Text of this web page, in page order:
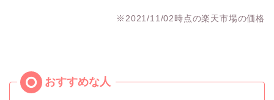
※2021/11/02時点の楽天市場の価格